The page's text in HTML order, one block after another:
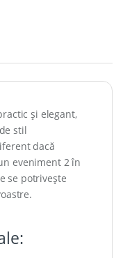
și elegant,
stil
dacă
eveniment 2 în
se potrivește